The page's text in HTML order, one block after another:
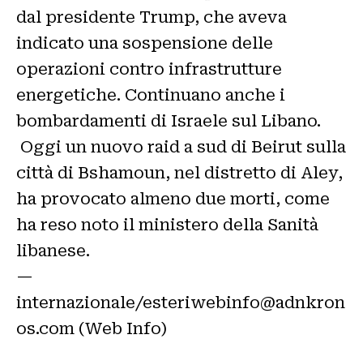
dal presidente Trump, che aveva
indicato una sospensione delle
operazioni contro infrastrutture
energetiche. Continuano anche i
bombardamenti di Israele sul Libano.
Oggi un nuovo raid a sud di Beirut sulla
città di Bshamoun, nel distretto di Aley,
ha provocato almeno due morti, come
ha reso noto il ministero della Sanità
libanese.
—
internazionale/esteriwebinfo@adnkron
os.com (Web Info)